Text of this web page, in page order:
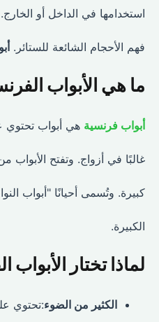
استخدامها في الداخل أو
فهم الأحجام الشائعة للستائر.
ما هي الأبواب
أبواب فرنسيةهي أبواب تحتوي
غالبًا في أزواج. وتفتح الأبواب
كبيرة. وتُسمى أحيانًا "أبواب
الكبيرة.
لماذا تختار الأبواب
الكثير من الضوء:تحتوي